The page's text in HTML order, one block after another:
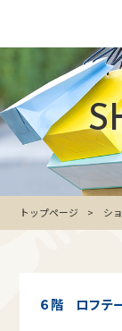
トップページ シ
６階 ロフテ